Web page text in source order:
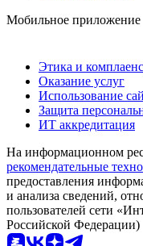
Мобильное приложение
Этика и комплаенс
Оказание услуг
Использование
Защита
ИТ аккредитация
На информационном
рекомендательные
предоставления
и анализа сведений,
пользователей сети
Российской Федерации)